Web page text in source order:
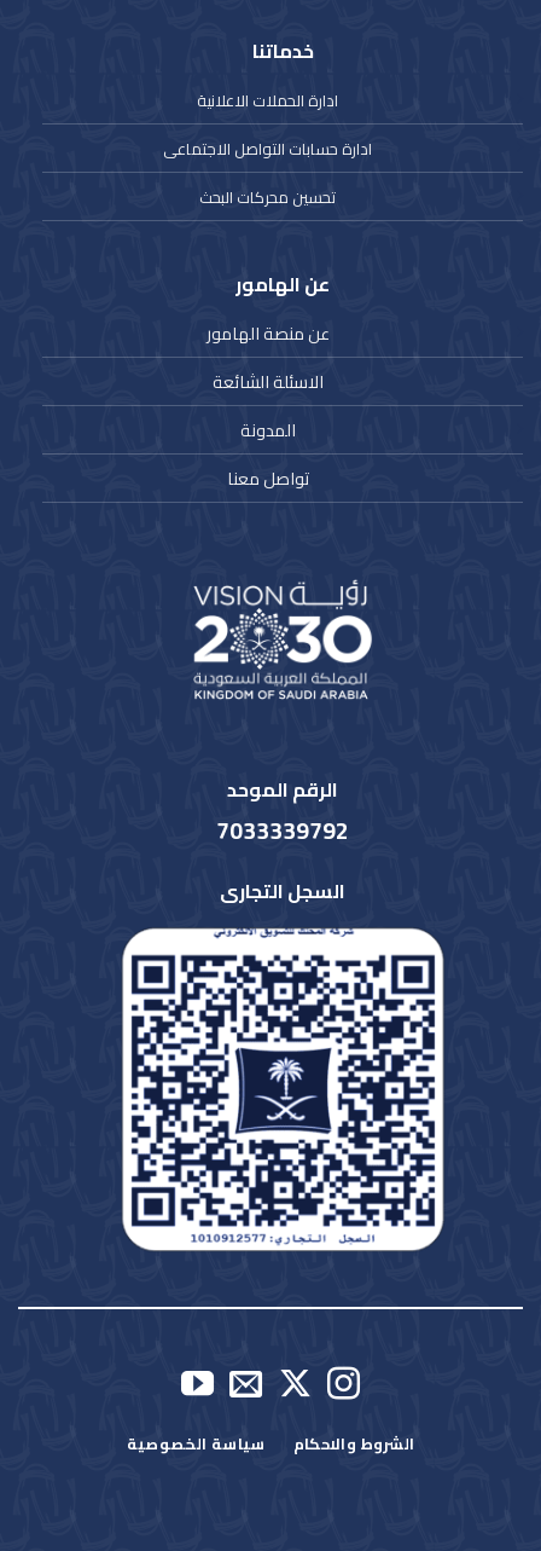
خدماتنا
ادارة الحملات الاعلانية
ادارة حسابات التواصل الاجتماعى
تحسين محركات البحث
عن الهامور
عن منصة الهامور
الاسئلة الشائعة
المدونة
تواصل معنا
الرقم الموحد
7033339792
السجل التجارى
الشروط والاحكام سياسة الخصوصية